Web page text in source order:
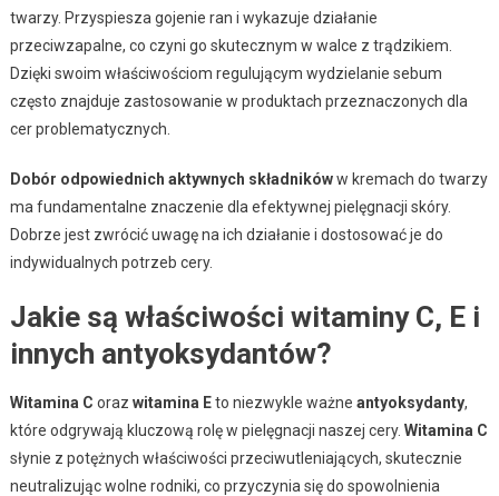
twarzy. Przyspiesza gojenie ran i wykazuje działanie
przeciwzapalne, co czyni go skutecznym w walce z trądzikiem.
Dzięki swoim właściwościom regulującym wydzielanie sebum
często znajduje zastosowanie w produktach przeznaczonych dla
cer problematycznych.
Dobór odpowiednich aktywnych składnikóww kremach do twarzy
ma fundamentalne znaczenie dla efektywnej pielęgnacji skóry.
Dobrze jest zwrócić uwagę na ich działanie i dostosować je do
indywidualnych potrzeb cery.
Jakie są właściwości witaminy C, E i
innych antyoksydantów?
Witamina C oraz witamina Eto niezwykle ważne antyoksydanty,
które odgrywają kluczową rolę w pielęgnacji naszej cery. Witamina C
słynie z potężnych właściwości przeciwutleniających, skutecznie
neutralizując wolne rodniki, co przyczynia się do spowolnienia